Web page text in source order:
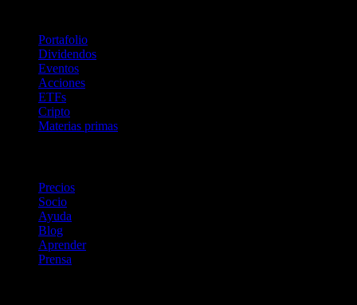
Portafolio
Dividendos
Eventos
Acciones
ETFs
Cripto
Materias primas
Precios
Socio
Ayuda
Blog
Aprender
Prensa